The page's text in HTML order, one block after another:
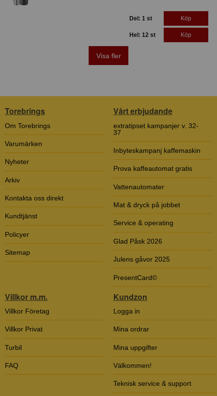
Del: 1 st Köp
Hel: 12 st Köp
Visa fler
Torebrings
Om Torebrings
Varumärken
Nyheter
Arkiv
Kontakta oss direkt
Kundtjänst
Policyer
Sitemap
Vårt erbjudande
extratipset kampanjer v. 32-
37
Inbyteskampanj kaffemaskin
Prova kaffeautomat gratis
Vattenautomater
Mat & dryck på jobbet
Service & operating
Glad Påsk 2026
Julens gåvor 2025
PresentCard©
Villkor m.m.
Villkor Företag
Villkor Privat
Turbil
FAQ
Kundzon
Logga in
Mina ordrar
Mina uppgifter
Välkommen!
Teknisk service & support